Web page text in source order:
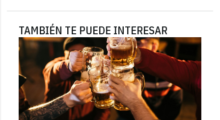
TAMBIÉN TE PUEDE INTERESAR